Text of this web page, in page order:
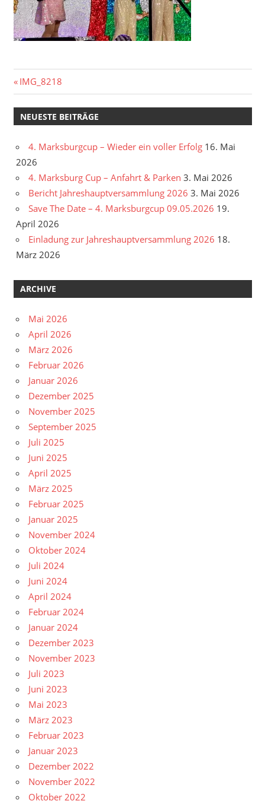
Beitragsnavigation
Vorheriger
Beitrag:
IMG_8218
NEUESTE BEITRÄGE
4. Marksburgcup – Wieder ein voller Erfolg 16. Mai
2026
4. Marksburg Cup – Anfahrt & Parken 3. Mai 2026
Bericht Jahreshauptversammlung 2026 3. Mai 2026
Save The Date – 4. Marksburgcup 09.05.2026 19.
April 2026
Einladung zur Jahreshauptversammlung 2026 18.
März 2026
ARCHIVE
Mai 2026
April 2026
März 2026
Februar 2026
Januar 2026
Dezember 2025
November 2025
September 2025
Juli 2025
Juni 2025
April 2025
März 2025
Februar 2025
Januar 2025
November 2024
Oktober 2024
Juli 2024
Juni 2024
April 2024
Februar 2024
Januar 2024
Dezember 2023
November 2023
Juli 2023
Juni 2023
Mai 2023
März 2023
Februar 2023
Januar 2023
Dezember 2022
November 2022
Oktober 2022